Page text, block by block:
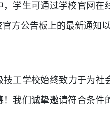
，学生可通过学校官网
方公告板上的最新通知
技工学校始终致力于为社
！我们诚挚邀请符合条